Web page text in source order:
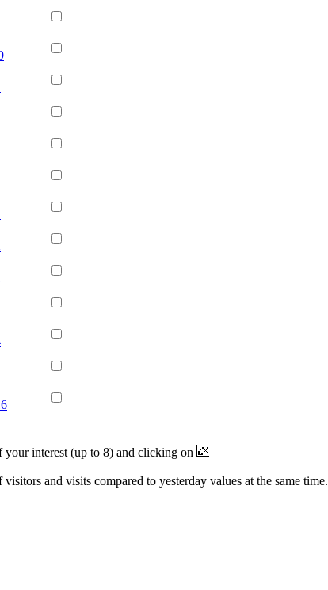
your interest (up to 8) and clicking on
and visits compared to yesterday values at the same time.